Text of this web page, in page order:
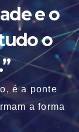
e o
o
é a ponte
a forma